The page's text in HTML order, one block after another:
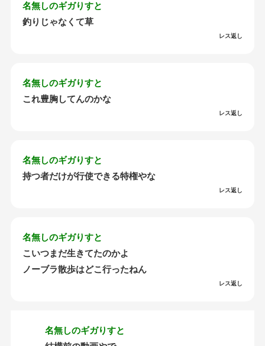
名無しのギガりすと
釣りじゃなくて草
レス返し
名無しのギガりすと
これ豊胸してんのかな
レス返し
名無しのギガりすと
持つ者だけが行使できる特権やな
レス返し
名無しのギガりすと
こいつまだ生きてたのかよ
ノーブラ散歩はどこ行ったねん
レス返し
名無しのギガりすと